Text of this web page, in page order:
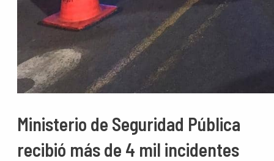
Ministerio de Seguridad Pública
recibió más de 4 mil incidentes